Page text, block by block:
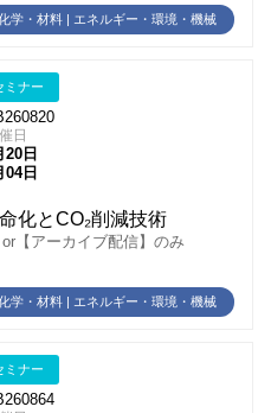
学・材料 | エネルギー・環境・機械
ミナー
日
20日
04日
化とCO₂削減技術
【アーカイブ配信】のみ
学・材料 | エネルギー・環境・機械
ミナー